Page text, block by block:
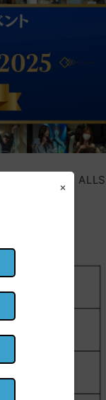
『ONECARAT ALLS
ださい。🔻
×